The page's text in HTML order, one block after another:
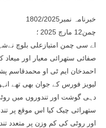
خبرنامہ نمبر1802/2025
چمن12 مارچ 2025 ؛
اے سی چمن امتیازعلی بلوچ
صفائی ستھرائی معیار اور میعاد
احمدخان ایم ٹی او محمدقاسم
لیویز فورس کے جوان بھی تھے
دہی گوشت اور تندوروں میں
ستھرائی چیک کیا اس موقع پر
اور روٹی کی کم وزن پر متعدد